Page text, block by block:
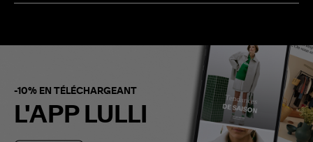
-10% EN TÉLÉCHARGEANT
L'APP LULLI